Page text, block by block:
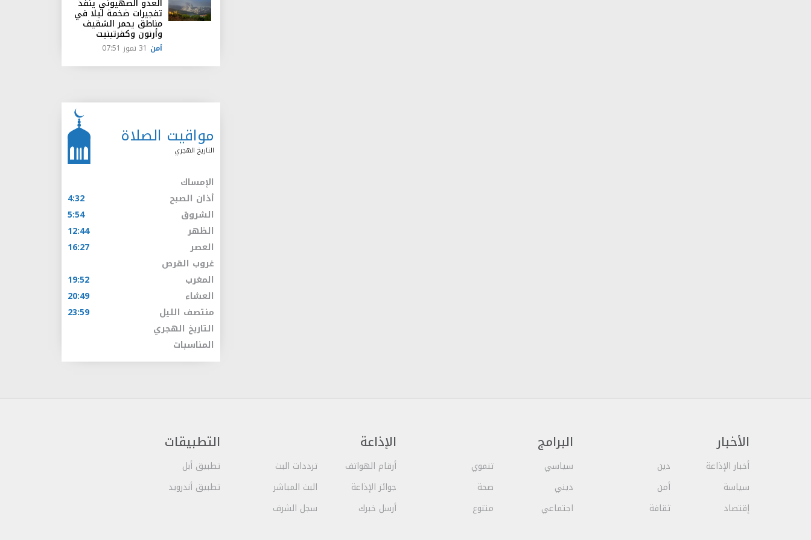
تفجيرات ضخمة ليلا في
مناطق يحمر الشقيف
وأرنون وكفرتبنيت
أمن 31 تموز 07:51
مواقيت الصلاة
التاريخ الهجري
الإمساك
أذان الصبح
4:32
الشروق
5:54
الظهر
12:44
العصر
16:27
غروب القرص
المغرب
19:52
العشاء
20:49
منتصف الليل
23:59
التاريخ الهجري
المناسبات
الأخبار
أخبار الإذاعة
سياسة
إقتصاد
دين
أمن
ثقافة
البرامج
سياسي
ديني
اجتماعي
تنموي
صحة
متنوع
الإذاعة
أرقام الهواتف
جوائز الإذاعة
أرسل خبرك
ترددات البث
البث المباشر
سجل الشرف
التطبيقات
تطبيق أبل
تطبيق أندرويد